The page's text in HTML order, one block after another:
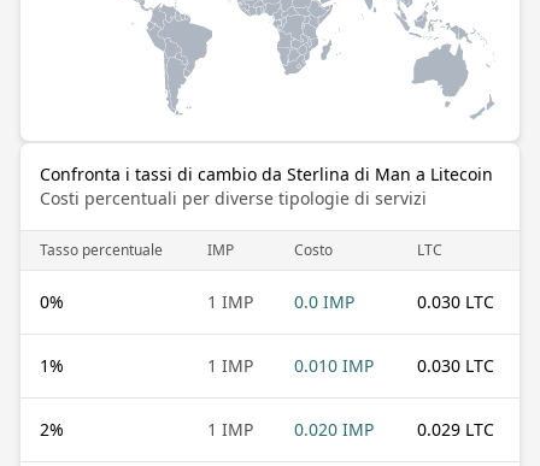
Confronta i tassi di cambio da Sterlina di Man a Litecoin
Costi percentuali per diverse tipologie di servizi
Tasso percentuale IMP Costo LTC
0% 1 IMP 0.0 IMP 0.030 LTC
1% 1 IMP 0.010 IMP 0.030 LTC
2% 1 IMP 0.020 IMP 0.029 LTC